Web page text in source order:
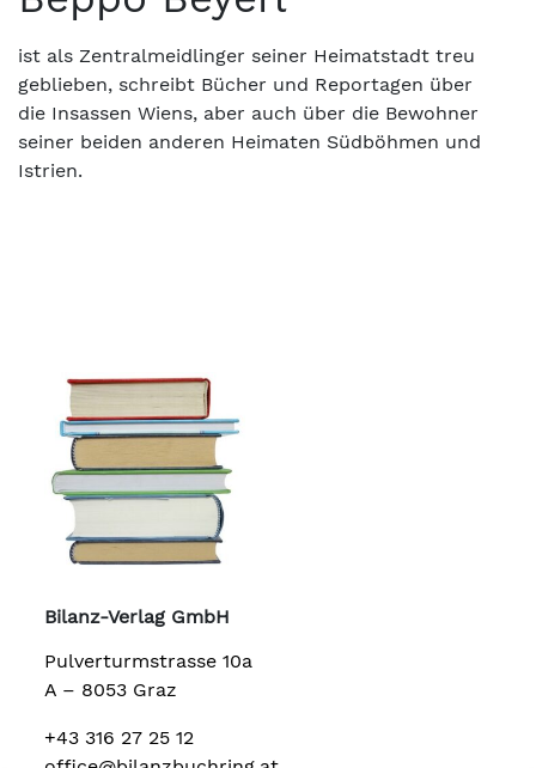
ist als Zentralmeidlinger seiner Heimatstadt treu
geblieben, schreibt Bücher und Reportagen über
die Insassen Wiens, aber auch über die Bewohner
seiner beiden anderen Heimaten Südböhmen und
Istrien.
Bilanz-Verlag GmbH
Pulverturmstrasse 10a
A – 8053 Graz
+43 316 27 25 12